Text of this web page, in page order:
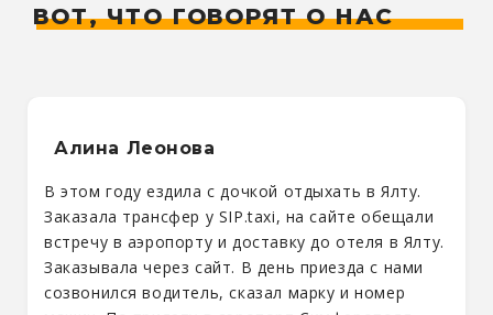
ВОТ, ЧТО ГОВОРЯТ О НАС
Алина Леонова
В этом году ездила с дочкой отдыхать в Ялту.
Заказала трансфер у SIP.taxi, на сайте обещали
встречу в аэропорту и доставку до отеля в Ялту.
Заказывала через сайт. В день приезда с нами
созвонился водитель, сказал марку и номер